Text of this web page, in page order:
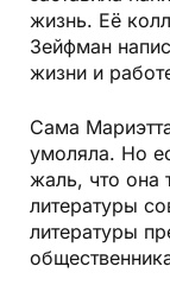
жизнь. Её
Зейфман
жизни и
Сама
умоляла. Но
жаль, что она
литературы
литературы